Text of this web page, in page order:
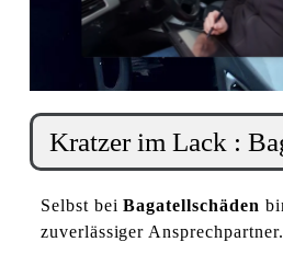
Kratzer im Lack :
Selbst beiBagatellschäden
zuverlässiger Ansprechpartner.